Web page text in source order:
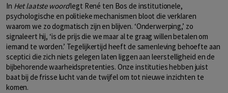
In Het laatste woordlegt René ten Bos de institutionele,
psychologische en politieke mechanismen bloot die verklaren
waarom we zo dogmatisch zijn en blijven. ‘Onderwerping,’ zo
signaleert hij, ‘is de prijs die we maar al te graag willen betalen om
iemand te worden.’ Tegelijkertijd heeft de samenleving behoefte aan
sceptici die zich niets gelegen laten liggen aan leerstelligheid en de
bijbehorende waarheidspretenties. Onze instituties hebben juist
baat bij de frisse lucht van de twijfel om tot nieuwe inzichten te
komen.